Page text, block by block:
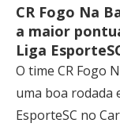
CR Fogo Na
a maior
Liga
O time CR Fogo
uma boa rodada
EsporteSC no